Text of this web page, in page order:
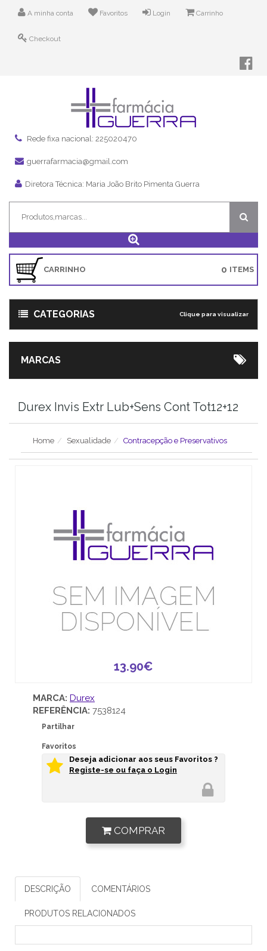
A minha conta Favoritos Login Carrinho
Checkout
Rede fixa nacional: 225020470
guerrafarmacia@gmail.com
Diretora Técnica: Maria João Brito Pimenta Guerra
CARRINHO ITEMS
0
CATEGORIAS Clique para visualizar
MARCAS
Durex Invis Extr Lub+Sens Cont Tot12+12
Home Sexualidade Contracepção e Preservativos
13.90€
MARCA: Durex
REFERÊNCIA: 7538124
Partilhar
Favoritos
Deseja adicionar aos seus Favoritos ?
Registe-se ou faça o Login
COMPRAR
DESCRIÇÃO COMENTÁRIOS
PRODUTOS RELACIONADOS